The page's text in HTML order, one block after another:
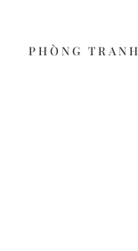
PHÒNG TRANH